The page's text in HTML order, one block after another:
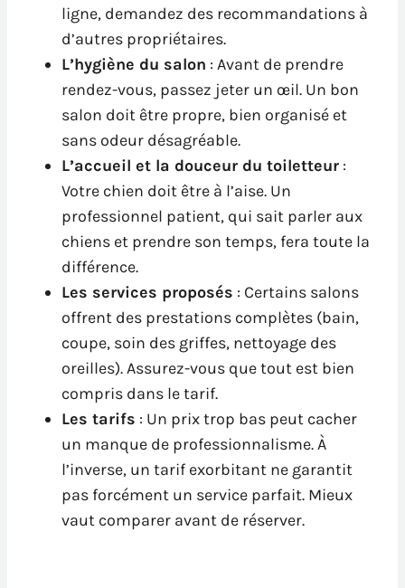
ligne, demandez des recommandations à
d’autres propriétaires.
L’hygiène du salon : Avant de prendre
rendez-vous, passez jeter un œil. Un bon
salon doit être propre, bien organisé et
sans odeur désagréable.
L’accueil et la douceur du toiletteur :
Votre chien doit être à l’aise. Un
professionnel patient, qui sait parler aux
chiens et prendre son temps, fera toute la
différence.
Les services proposés : Certains salons
offrent des prestations complètes (bain,
coupe, soin des griffes, nettoyage des
oreilles). Assurez-vous que tout est bien
compris dans le tarif.
Les tarifs : Un prix trop bas peut cacher
un manque de professionnalisme. À
l’inverse, un tarif exorbitant ne garantit
pas forcément un service parfait. Mieux
vaut comparer avant de réserver.